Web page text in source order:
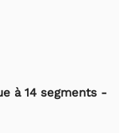
à 14 segments -